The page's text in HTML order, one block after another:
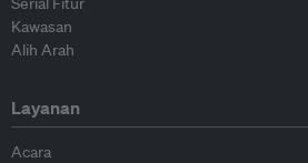
Kawasan
Alih Arah
Layanan
Acara